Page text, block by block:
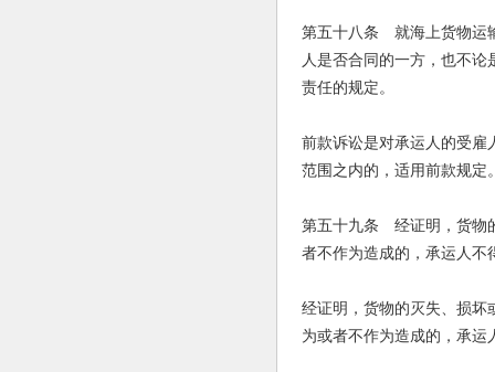
第五十八条 就海上货物运
人是否合同的一方，也不
责任的规定。
前款诉讼是对承运人的受雇
范围之内的，适用前款规定
第五十九条 经证明，货物
者不作为造成的，承运人不
经证明，货物的灭失、损坏
为或者不作为造成的，承